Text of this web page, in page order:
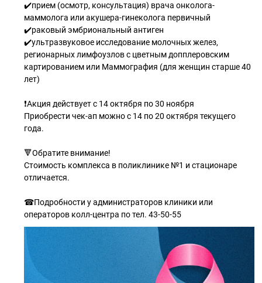
✔️прием (осмотр, консультация) врача онколога-
маммолога или акушера-гинеколога первичный
✔️раковый эмбриональный антиген
✔️ультразвуковое исследование молочных желез,
регионарных лимфоузлов с цветным допплеровским
картированием или Маммография (для женщин старше 40
лет)
❗Акция действует с 14 октября по 30 ноября
Приобрести чек-ап можно с 14 по 20 октября текущего
года.
🔻Обратите внимание!
Стоимость комплекса в поликлинике №1 и стационаре
отличается.
☎Подробности у администраторов клиники или
операторов колл-центра по тел. 43-50-55